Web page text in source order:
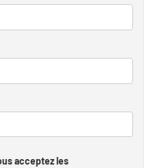
acceptez les